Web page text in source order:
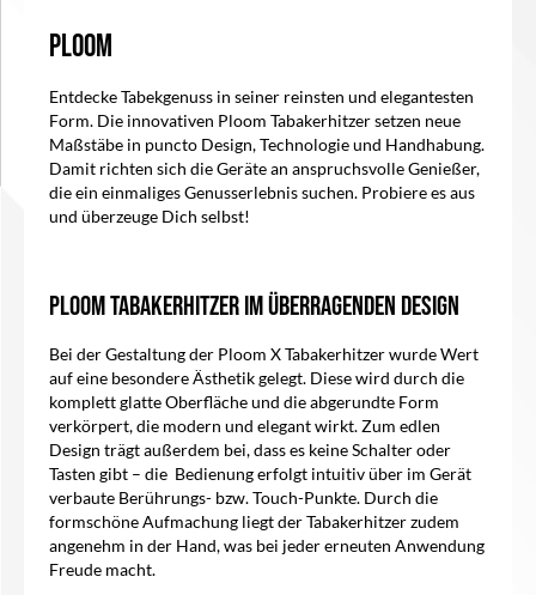
Ploom
Entdecke Tabekgenuss in seiner reinsten und elegantesten
Form. Die innovativen Ploom Tabakerhitzer setzen neue
Maßstäbe in puncto Design, Technologie und Handhabung.
Damit richten sich die Geräte an anspruchsvolle Genießer,
die ein einmaliges Genusserlebnis suchen. Probiere es aus
und überzeuge Dich selbst!
Ploom Tabakerhitzer im überragenden Design
Bei der Gestaltung der Ploom X Tabakerhitzer wurde Wert
auf eine besondere Ästhetik gelegt. Diese wird durch die
komplett glatte Oberfläche und die abgerundte Form
verkörpert, die modern und elegant wirkt. Zum edlen
Design trägt außerdem bei, dass es keine Schalter oder
Tasten gibt – die Bedienung erfolgt intuitiv über im Gerät
verbaute Berührungs- bzw. Touch-Punkte. Durch die
formschöne Aufmachung liegt der Tabakerhitzer zudem
angenehm in der Hand, was bei jeder erneuten Anwendung
Freude macht.